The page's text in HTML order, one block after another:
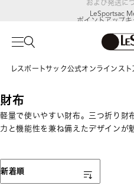
LeSportsac
ポイントアップ
レスポートサック公式オンラインスト
財布
軽量で使いやすい財布。三つ折り財
力と機能性を兼ね備えたデザインが
表示順
新着順